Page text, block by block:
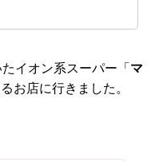
イオン系スーパー「 マ
お店に行きました。